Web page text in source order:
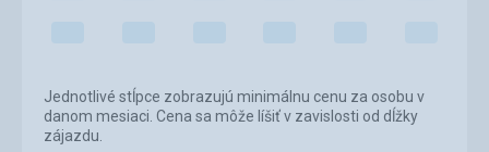
Jednotlivé stĺpce zobrazujú minimálnu cenu za osobu v
danom mesiaci. Cena sa môže líšiť v zavislosti od dĺžky
zájazdu.